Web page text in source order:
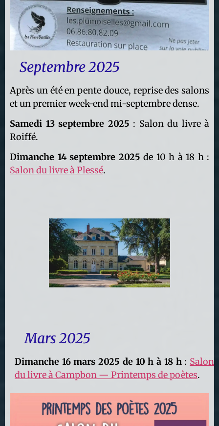
Septembre 2025
Après un été en pente douce, reprise des salons
et un premier week-end mi-septembre dense.
Samedi 13 septembre 2025 : Salon du livre à
Roiffé.
Dimanche 14 septembre 2025 de 10 h à 18 h :
Salon du livre à Plessé.
Mars 2025
Dimanche 16 mars 2025 de 10 h à 18 h: Salon
du livre à Campbon — Printemps de poètes.